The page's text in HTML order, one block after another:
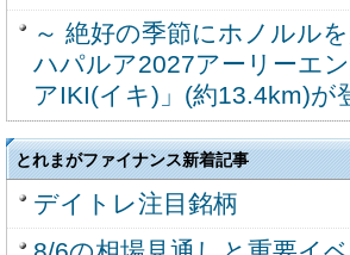
～ 絶好の季節にホノルル
ハパルア2027アーリーエ
アIKI(イキ)」(約13.4km)が
とれまがファイナンス新着記事
デイトレ注目銘柄